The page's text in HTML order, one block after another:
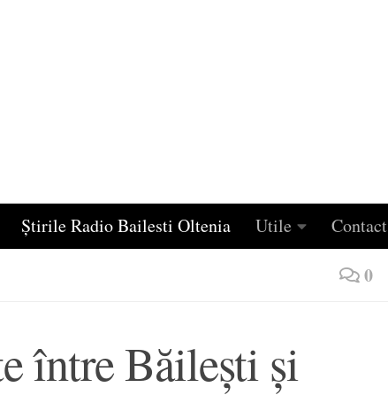
Știrile Radio Bailesti Oltenia Utile Contact
0
între Băileşti şi